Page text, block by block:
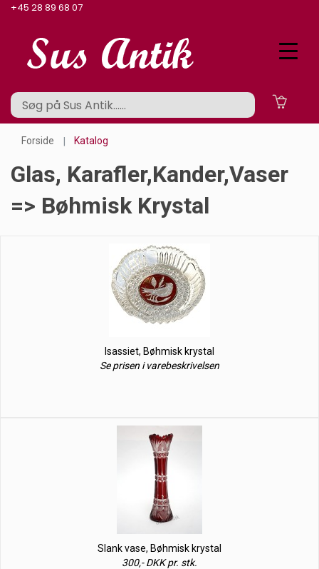
+45 28 89 68 07
Forside Katalog
Glas, Karafler,kander,vaser
=> Bøhmisk Krystal
Isassiet, Bøhmisk krystal
Se prisen i varebeskrivelsen
Slank vase, Bøhmisk krystal
300,- DKK pr. stk.